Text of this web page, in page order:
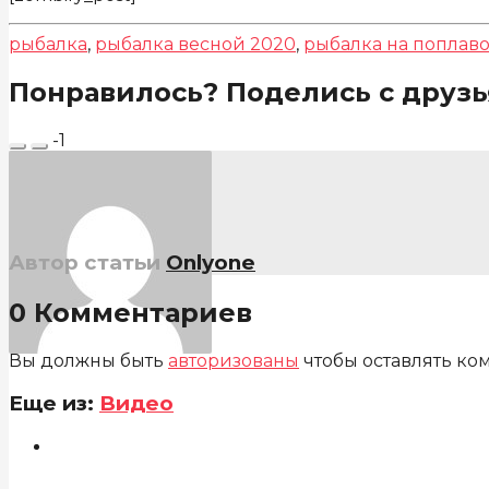
рыбалка, рыбалка весной 2020, рыбалка на
Понравилось? Поделись с
-1
Автор статьи Onlyone
0 Комментариев
Вы должны быть авторизованы чтобы оставлять
Еще из: Видео